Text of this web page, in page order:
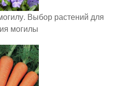
Выбор растений для
могилы